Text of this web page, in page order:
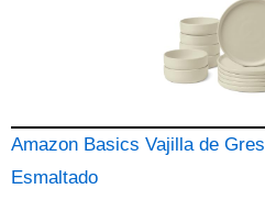
Amazon Basics Vajilla de Gres
Esmaltado